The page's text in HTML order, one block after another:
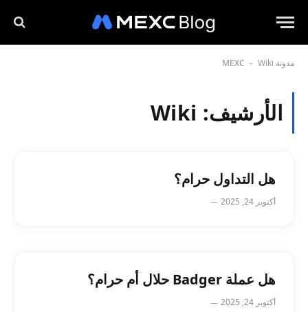
مدونة MEXC - Wiki
الأرشيف: Wiki
هل التداول حرام؟
أكتوبر 24, 2025
هل عملة Badger حلال أم حرام؟
أكتوبر 24, 2025